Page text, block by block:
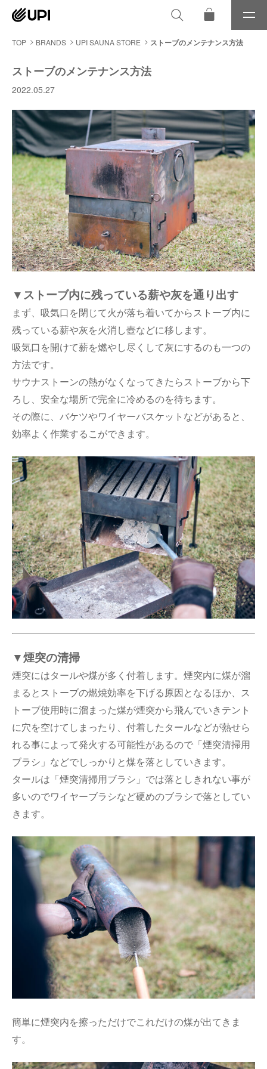
メ
ニ
TOP BRANDS UPI SAUNA STORE ストーブのメンテナンス方法
ストーブのメンテナンス方法
2022.05.27
▼ストーブ内に残っている薪や灰を通り出す
まず、吸気口を閉じて火が落ち着いてからストーブ内に
残っている薪や灰を火消し壺などに移します。
吸気口を開けて薪を燃やし尽くして灰にするのも一つの
方法です。
サウナストーンの熱がなくなってきたらストーブから下
ろし、安全な場所で完全に冷めるのを待ちます。
その際に、バケツやワイヤーバスケットなどがあると、
効率よく作業するこができます。
▼煙突の清掃
煙突にはタールや煤が多く付着します。煙突内に煤が溜
まるとストーブの燃焼効率を下げる原因となるほか、ス
トーブ使用時に溜まった煤が煙突から飛んでいきテント
に穴を空けてしまったり、付着したタールなどが熱せら
れる事によって発火する可能性があるので「煙突清掃用
ブラシ」などでしっかりと煤を落としていきます。
タールは「煙突清掃用ブラシ」では落としきれない事が
多いのでワイヤーブラシなど硬めのブラシで落としてい
きます。
簡単に煙突内を擦っただけでこれだけの煤が出てきま
す。